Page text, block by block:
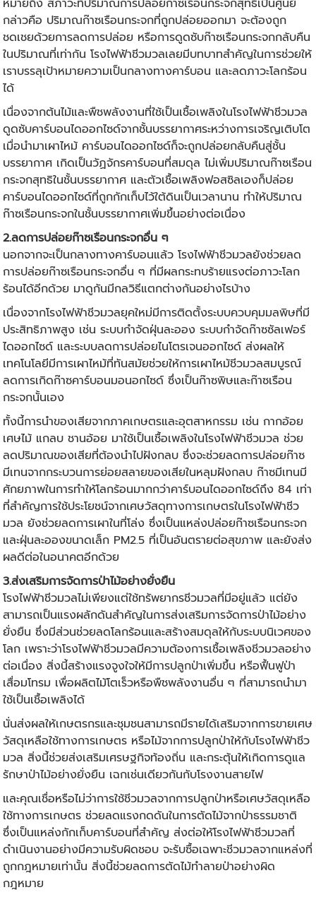
กล่าวคือ ปริมาณก๊าซเรือนกระจกที่ถูกปล่อยออกมา จะต้องถูก
ชดเชยด้วยการลดการปล่อย หรือการดูดซับก๊าซเรือนกระจกกลับคืน
ในปริมาณที่เท่ากัน โรงไฟฟ้าชีวมวลเลยมีบทบาทสำคัญในการช่วยให้
เราบรรลุเป้าหมายความเป็นกลางทางคาร์บอน และลดภาวะโลกร้อน
ได้
เนื่องจากต้นไม้และพืชพลังงานที่ใช้เป็นเชื้อเพลิงในโรงไฟฟ้าชีวมวล
ดูดซับคาร์บอนไดออกไซด์จากชั้นบรรยากาศระหว่างการเจริญเติบโต
เมื่อนำมาเผาไหม้ คาร์บอนไดออกไซด์ก็จะถูกปล่อยกลับคืนสู่ชั้น
บรรยากาศ เกิดเป็นวัฏจักรคาร์บอนที่สมดุล ไม่เพิ่มปริมาณก๊าซเรือน
กระจกสุทธิในชั้นบรรยากาศ และตัวเชื้อเพลิงฟอสซิลเองก็ปล่อย
คาร์บอนไดออกไซด์ที่ถูกกักเก็บไว้ใต้ดินเป็นเวลานาน ทำให้ปริมาณ
ก๊าซเรือนกระจกในชั้นบรรยากาศเพิ่มขึ้นอย่างต่อเนื่อง
2.ลดการปล่อยก๊าซเรือนกระจกอื่น ๆ
นอกจากจะเป็นกลางทางคาร์บอนแล้ว โรงไฟฟ้าชีวมวลยังช่วยลด
การปล่อยก๊าซเรือนกระจกอื่น ๆ ที่มีผลกระทบร้ายแรงต่อภาวะโลก
ร้อนได้อีกด้วย มาดูกันมีกลวิธีแตกต่างกันอย่างไรบ้าง
เนื่องจากโรงไฟฟ้าชีวมวลยุคใหม่มีการติดตั้งระบบควบคุมมลพิษที่มี
ประสิทธิภาพสูง เช่น ระบบกำจัดฝุ่นละออง ระบบกำจัดก๊าซซัลเฟอร์
ไดออกไซด์ และระบบลดการปล่อยไนโตรเจนออกไซด์ ส่งผลให้
เทคโนโลยีมีการเผาไหม้ที่ทันสมัยช่วยให้การเผาไหม้ชีวมวลสมบูรณ์
ลดการเกิดก๊าซคาร์บอนมอนอกไซด์ ซึ่งเป็นก๊าซพิษและก๊าซเรือน
กระจกนั้นเอง
ทั้งนี้การนำของเสียจากภาคเกษตรและอุตสาหกรรม เช่น กากอ้อย
เศษไม้ แกลบ ชานอ้อย มาใช้เป็นเชื้อเพลิงในโรงไฟฟ้าชีวมวล ช่วย
ลดปริมาณของเสียที่ต้องนำไปฝังกลบ ซึ่งจะช่วยลดการปล่อยก๊าซ
มีเทนจากกระบวนการย่อยสลายของเสียในหลุมฝังกลบ ก๊าซมีเทนมี
ศักยภาพในการทำให้โลกร้อนมากกว่าคาร์บอนไดออกไซด์ถึง 84 เท่า
ที่สำคัญการใช้ประโยชน์จากเศษวัสดุทางการเกษตรในโรงไฟฟ้าชีว
มวล ยังช่วยลดการเผาในที่โล่ง ซึ่งเป็นแหล่งปล่อยก๊าซเรือนกระจก
และฝุ่นละอองขนาดเล็ก PM2.5 ที่เป็นอันตรายต่อสุขภาพ และยังส่ง
ผลดีต่อในอนาคตอีกด้วย
3.ส่งเสริมการจัดการป่าไม้อย่างยั่งยืน
โรงไฟฟ้าชีวมวลไม่เพียงแต่ใช้ทรัพยากรชีวมวลที่มีอยู่แล้ว แต่ยัง
สามารถเป็นแรงผลักดันสำคัญในการส่งเสริมการจัดการป่าไม้อย่าง
ยั่งยืน ซึ่งมีส่วนช่วยลดโลกร้อนและสร้างสมดุลให้กับระบบนิเวศของ
โลก เพราะว่าโรงไฟฟ้าชีวมวลมีความต้องการเชื้อเพลิงชีวมวลอย่าง
ต่อเนื่อง สิ่งนี้สร้างแรงจูงใจให้มีการปลูกป่าเพิ่มขึ้น หรือฟื้นฟูป่า
เสื่อมโทรม เพื่อผลิตไม้โตเร็วหรือพืชพลังงานอื่น ๆ ที่สามารถนำมา
ใช้เป็นเชื้อเพลิงได้
นั่นส่งผลให้เกษตรกรและชุมชนสามารถมีรายได้เสริมจากการขายเศษ
วัสดุเหลือใช้ทางการเกษตร หรือไม้จากการปลูกป่าให้กับโรงไฟฟ้าชีว
มวล สิ่งนี้ช่วยส่งเสริมเศรษฐกิจท้องถิ่น และกระตุ้นให้เกิดการดูแล
รักษาป่าไม้อย่างยั่งยืน เฉกเช่นเดียวกันกับโรงงานสายไฟ
และคุณเชื่อหรือไม่ว่าการใช้ชีวมวลจากการปลูกป่าหรือเศษวัสดุเหลือ
ใช้ทางการเกษตร ช่วยลดแรงกดดันในการตัดไม้จากป่าธรรมชาติ
ซึ่งเป็นแหล่งกักเก็บคาร์บอนที่สำคัญ ส่งต่อให้โรงไฟฟ้าชีวมวลที่
ดำเนินงานอย่างมีความรับผิดชอบ จะรับซื้อเฉพาะชีวมวลจากแหล่งที่
ถูกกฎหมายเท่านั้น สิ่งนี้ช่วยลดการตัดไม้ทำลายป่าอย่างผิด
กฎหมาย